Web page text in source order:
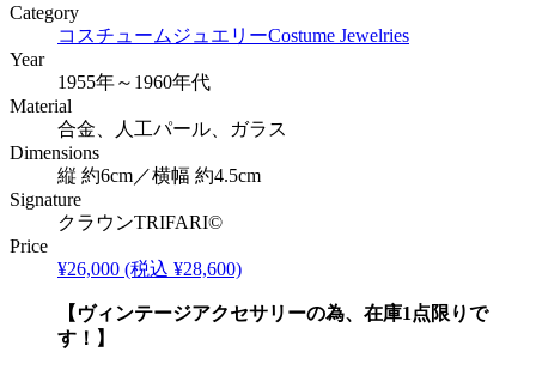
Category
コスチュームジュエリーCostume Jewelries
Year
1955年～1960年代
Material
合金、人工パール、ガラス
Dimensions
縦 約6cm／横幅 約4.5cm
Signature
クラウンTRIFARI©
Price
¥26,000 (税込 ¥28,600)
【ヴィンテージアクセサリーの為、在庫1点限りで
す！】